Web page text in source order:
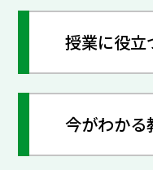
授業に役立
今がわかる